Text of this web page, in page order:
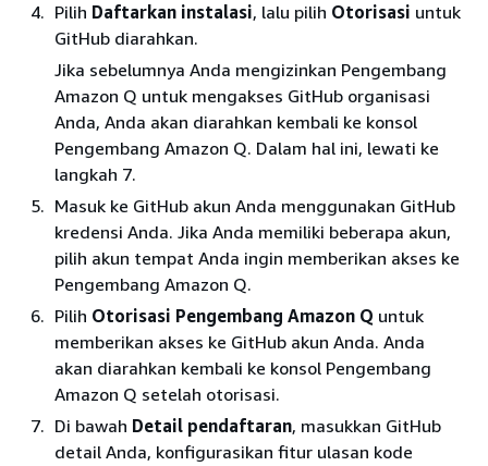
Pilih Daftarkan instalasi, lalu pilih Otorisasi untuk
GitHub diarahkan.
Jika sebelumnya Anda mengizinkan Pengembang
Amazon Q untuk mengakses GitHub organisasi
Anda, Anda akan diarahkan kembali ke konsol
Pengembang Amazon Q. Dalam hal ini, lewati ke
langkah 7.
Masuk ke GitHub akun Anda menggunakan GitHub
kredensi Anda. Jika Anda memiliki beberapa akun,
pilih akun tempat Anda ingin memberikan akses ke
Pengembang Amazon Q.
Pilih Otorisasi Pengembang Amazon Q untuk
memberikan akses ke GitHub akun Anda. Anda
akan diarahkan kembali ke konsol Pengembang
Amazon Q setelah otorisasi.
Di bawah Detail pendaftaran, masukkan GitHub
detail Anda, konfigurasikan fitur ulasan kode